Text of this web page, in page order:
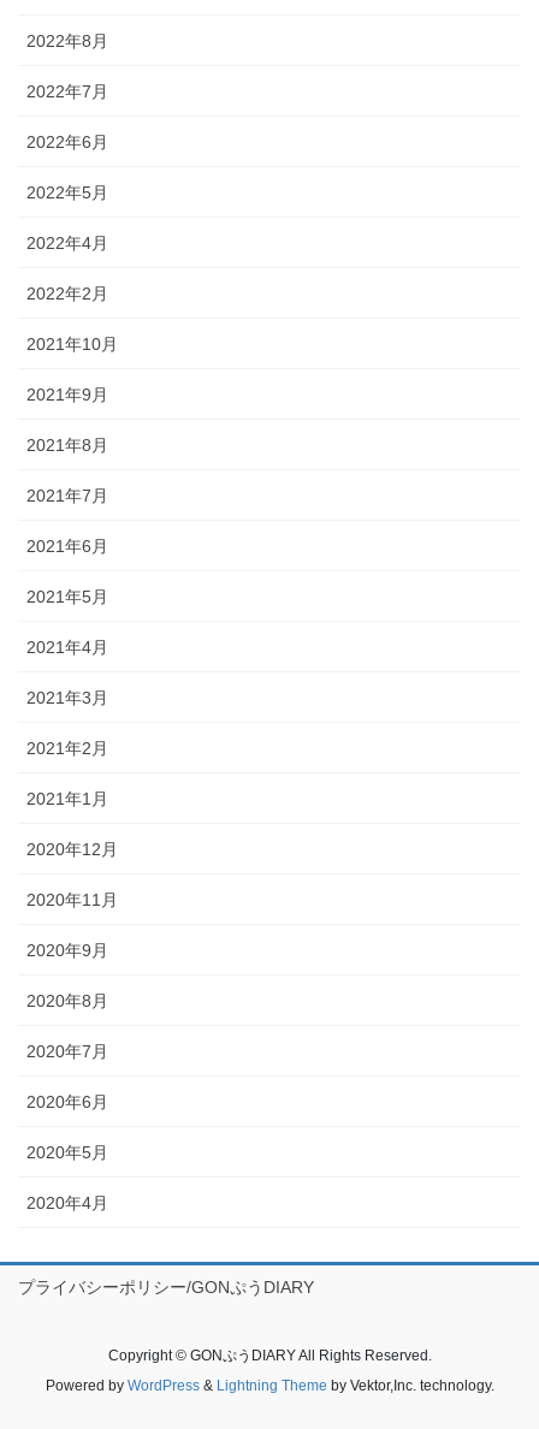
2022年8月
2022年7月
2022年6月
2022年5月
2022年4月
2022年2月
2021年10月
2021年9月
2021年8月
2021年7月
2021年6月
2021年5月
2021年4月
2021年3月
2021年2月
2021年1月
2020年12月
2020年11月
2020年9月
2020年8月
2020年7月
2020年6月
2020年5月
2020年4月
プライバシーポリシー/GONぷうDIARY
Copyright © GONぷうDIARY All Rights Reserved.
Powered by WordPress& Lightning Theme by Vektor,Inc. technology.